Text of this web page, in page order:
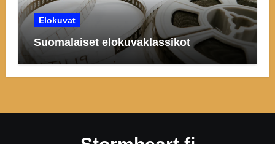
Elokuvat
Suomalaiset elokuvaklassikot